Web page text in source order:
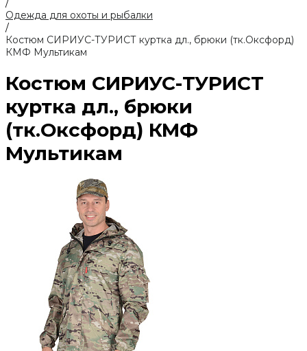
/
Одежда для охоты и рыбалки
/
Костюм СИРИУС-ТУРИСТ куртка дл., брюки (тк.Оксфорд)
КМФ Мультикам
Костюм СИРИУС-ТУРИСТ
куртка дл., брюки
(тк.Оксфорд) КМФ
Мультикам